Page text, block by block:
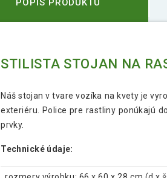
POPIS PRODUKTU
STILISTA STOJAN NA
Náš stojan v tvare vozíka na kvety je
exteriéru. Police pre rastliny ponúkajú
prvky.
Technické údaje: